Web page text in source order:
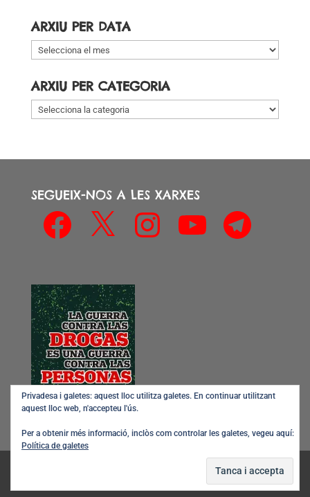
ARXIU PER DATA
Arxiu
per
ARXIU PER CATEGORIA
Arxiu
per
SEGUEIX-NOS A LES XARXES
Facebook Instagram Telegram
CATNPUD 2016-2026 © CC-BY-NC-SA Tots els drets
Privadesa i galetes: aquest lloc utilitza galetes. En continuar utilitzant
aquest lloc web, n'accepteu l'ús.
Per a obtenir més informació, inclòs com controlar les galetes, vegeu aquí:
Política de galetes